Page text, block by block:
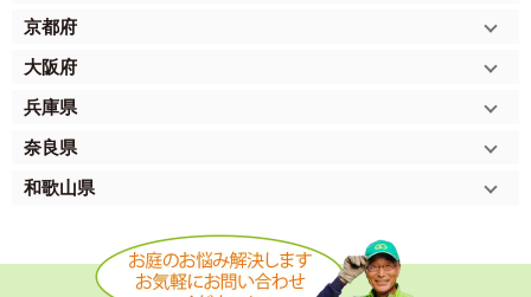
京都府
大阪府
兵庫県
奈良県
和歌山県